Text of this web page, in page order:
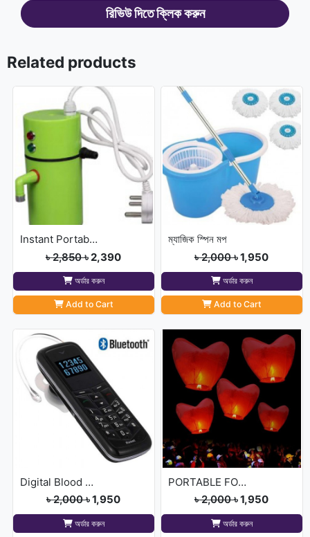
রিভিউ দিতে ক্লিক করুন
Related products
Instant Portable Hot Water pump
৳ 2,850৳ 2,390
অর্ডার করুন
Add to Cart
ম্যাজিক স্পিন মপ
৳ 2,000৳ 1,950
অর্ডার করুন
Add to Cart
Digital Blood Pressure M
৳ 2,000৳ 1,950
অর্ডার করুন
PORTABLE FOLDING TR
৳ 2,000৳ 1,950
অর্ডার করুন